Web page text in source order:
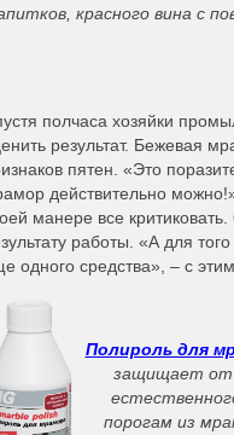
красного вина с
полчаса хозяйки
результат. Бежевая
пятен. «Это
действительно
манере все
работы. «А для
одного средства», – с
Полироль для
защищает от
порогам из